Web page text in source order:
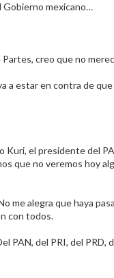
Gobierno mexicano…​
Partes, creo que no
a estar en contra de
Kuri, el presidente del
que no veremos hoy
me alegra que haya
con todos.​
PAN, del PRI, del PRD,